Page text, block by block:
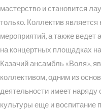
мастерство и становится
только. Коллектив
мероприятий, а также ведет
на концертных площадках
Казачий ансамбль «Воля»,
коллективом, одним из
деятельности имеет наряду
культуры еще и воспитание